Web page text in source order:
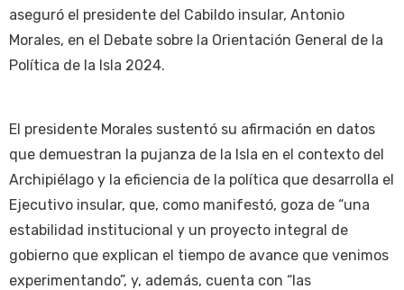
aseguró el presidente del Cabildo insular, Antonio
Morales, en el Debate sobre la Orientación General de la
Política de la Isla 2024.
El presidente Morales sustentó su afirmación en datos
que demuestran la pujanza de la Isla en el contexto del
Archipiélago y la eficiencia de la política que desarrolla el
Ejecutivo insular, que, como manifestó, goza de “una
estabilidad institucional y un proyecto integral de
gobierno que explican el tiempo de avance que venimos
experimentando”, y, además, cuenta con “las